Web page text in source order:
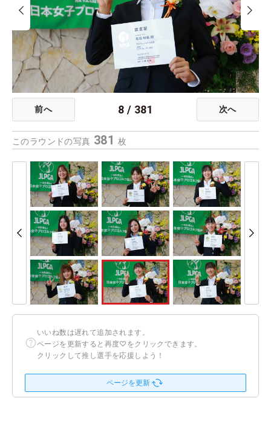
前へ 8 / 381 次へ
このラウンドの写真 381 枚
いいね数は遅れて追加されます。
ページを更新すると再度♡をクリックできます。
クリックして推し選手を応援しよう！
ページを更新